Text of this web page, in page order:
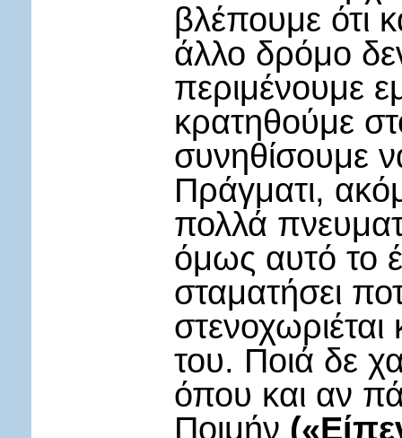
βλέπουμε ότι
άλλο δρόμο
περιμένουμε
κρατηθούμε
συνηθίσουμε
Πράγματι,
πολλά
όμως αυτό το
σταματήσει
του. Ποιά δε
όπου και αν
Ποιμήν